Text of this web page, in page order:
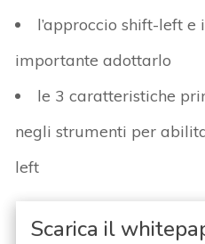
l’approccio shift-left
importante adottarlo
le 3 caratteristiche
negli strumenti per
left
Scarica il